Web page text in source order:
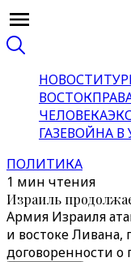
НОВОСТИ
ВОСТОК
ЧЕЛОВЕКА
ГАЗЕВОЙНА В
ПОЛИТИКА
1 мин чтения
Израиль
Армия Израиля
и востоке
договоренности